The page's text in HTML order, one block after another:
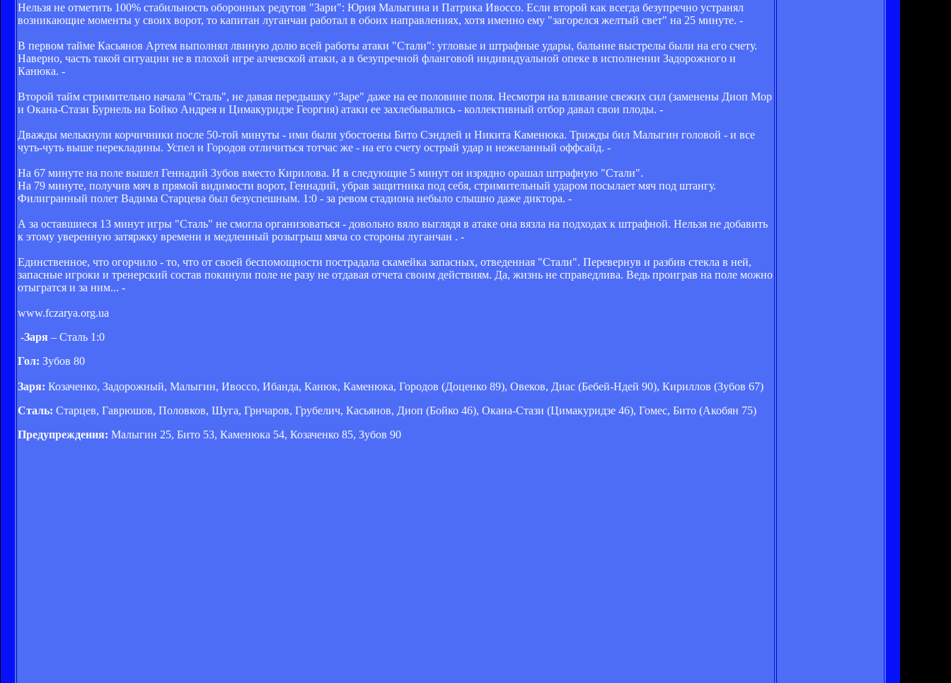
Нельзя не отметить 100% стабильность оборонных редутов "Зари": Юрия Малыгина и Патрика Ивоссо. Если второй как всегда безупречно устранял
возникающие моменты у своих ворот, то капитан луганчан работал в обоих направлениях, хотя именно ему "загорелся желтый свет" на 25 минуте. -
В первом тайме Касьянов Артем выполнял лвиную долю всей работы атаки "Стали": угловые и штрафные удары, бальние выстрелы были на его счету.
Наверно, часть такой ситуации не в плохой игре алчевской атаки, а в безупречной фланговой индивидуальной опеке в исполнении Задорожного и
Канюка. -
Второй тайм стримительно начала "Сталь", не давая передышку "Заре" даже на ее половине поля. Несмотря на вливание свежих сил (заменены Диоп Мор
и Окана-Стази Бурнель на Бойко Андрея и Цимакуридзе Георгия) атаки ее захлебывались - коллективный отбор давал свои плоды. -
Дважды мелькнули корчичники после 50-той минуты - ими были убостоены Бито Сэндлей и Никита Каменюка. Трижды бил Малыгин головой - и все
чуть-чуть выше перекладины. Успел и Городов отличиться тотчас же - на его счету острый удар и нежеланный оффсайд. -
На 67 минуте на поле вышел Геннадий Зубов вместо Кирилова. И в следующие 5 минут он изрядно орашал штрафную "Стали".
На 79 минуте, получив мяч в прямой видимости ворот, Геннадий, убрав защитника под себя, стримительный ударом посылает мяч под штангу.
Филигранный полет Вадима Старцева был безуспешным. 1:0 - за ревом стадиона небыло слышно даже диктора. -
А за оставшиеся 13 минут игры "Сталь" не смогла организоваться - довольно вяло выглядя в атаке она вязла на подходах к штрафной. Нельзя не добавить
к этому уверенную затяржку времени и медленный розыгрыш мяча со стороны луганчан . -
Единственное, что огорчило - то, что от своей беспомощности пострадала скамейка запасных, отведенная "Стали". Перевернув и разбив стекла в ней,
запасные игроки и тренерский состав покинули поле не разу не отдавая отчета своим действиям. Да, жизнь не справедлива. Ведь проиграв на поле можно
отыгратся и за ним... -
www.fczarya.org.ua
-Заря – Сталь 1:0
Гол: Зубов 80
Заря: Козаченко, Задорожный, Малыгин, Ивоссо, Ибанда, Канюк, Каменюка, Городов (Доценко 89), Овеков, Диас (Бебей-Ндей 90), Кириллов (Зубов 67)
Сталь: Старцев, Гаврюшов, Половков, Шуга, Грнчаров, Грубелич, Касьянов, Диоп (Бойко 46), Окана-Стази (Цимакуридзе 46), Гомес, Бито (Акобян 75)
Предупреждения: Малыгин 25, Бито 53, Каменюка 54, Козаченко 85, Зубов 90